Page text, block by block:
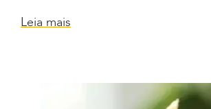
Leia mais